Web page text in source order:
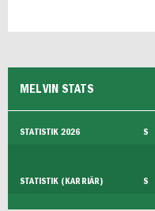
MELVIN STATS
STATISTIK 2026 S
STATISTIK (KARRIÄR) S